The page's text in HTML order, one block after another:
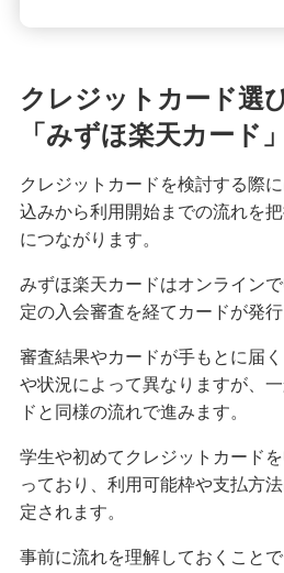
クレジットカード選
「みずほ楽天カード
クレジットカードを検討する際
込みから利用開始までの流れを
につながります。
みずほ楽天カードはオンライン
定の入会審査を経てカードが発行
審査結果やカードが手もとに届
や状況によって異なりますが、
ドと同様の流れで進みます。
学生や初めてクレジットカード
っており、利用可能枠や支払方
定されます。
事前に流れを理解しておくこと